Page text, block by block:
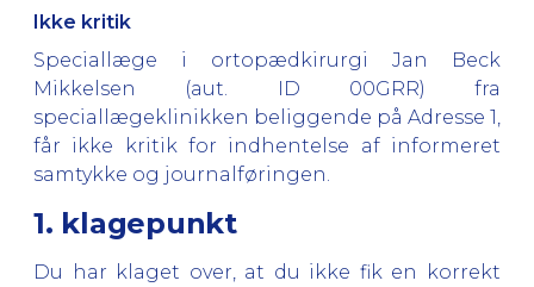
Ikke kritik
Speciallæge i ortopædkirurgi Jan Beck
Mikkelsen (aut. ID 00GRR) fra
speciallægeklinikken beliggende på Adresse 1,
får ikke kritik for indhentelse af informeret
samtykke og journalføringen.
1. klagepunkt
Du har klaget over, at du ikke fik en korrekt